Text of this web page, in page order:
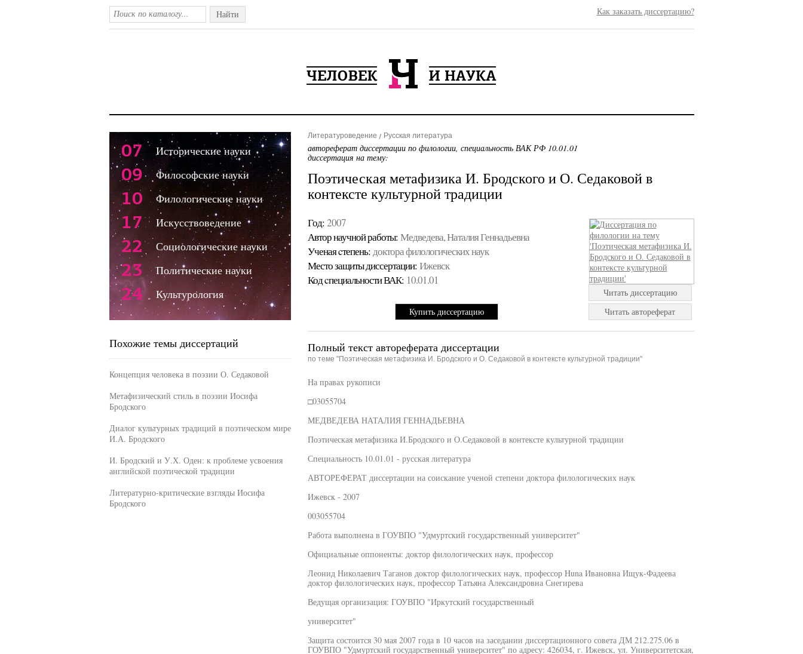
Найти Как заказать диссертацию?
Литературоведение Русская литература
автореферат диссертации по филологии, специальность ВАК РФ 10.01.01
диссертация на тему:
Поэтическая метафизика И. Бродского и О. Седаковой в
контексте культурной традиции
Год: 2007
Автор научной работы: Медведева, Наталия Геннадьевна
Ученая cтепень: доктора филологических наук
Место защиты диссертации: Ижевск
Код cпециальности ВАК: 10.01.01
Купить диссертацию
Читать диссертацию
Читать автореферат
Полный текст автореферата диссертации
по теме "Поэтическая метафизика И. Бродского и О. Седаковой в контексте культурной традиции"
На правах рукописи
□03055704
МЕДВЕДЕВА НАТАЛИЯ ГЕННАДЬЕВНА
Поэтическая метафизика И.Бродского и О.Седаковой в контексте культурной традиции
Специальность 10.01.01 - русская литература
АВТОРЕФЕРАТ диссертации на соискание ученой степени доктора филологических наук
Ижевск - 2007
003055704
Работа выполнена в ГОУВПО "Удмуртский государственный университет"
Официальные оппоненты: доктор филологических наук, профессор
Леонид Николаевич Таганов доктор филологических наук, профессор Huna Ивановна Ищук-Фадеева
доктор филологических наук, профессор Татьяна Александровна Снегирева
Ведущая организация: ГОУВПО "Иркутский государственный
университет"
Защита состоится 30 мая 2007 года в 10 часов на заседании диссертационного совета ДМ 212.275.06 в
ГОУВПО "Удмуртский государственный университет" по адресу: 426034, г. Ижевск, ул. Университетская,
07 Исторические науки
09 Философские науки
10 Филологические науки
17 Искусствоведение
22 Социологические науки
23 Политические науки
24 Культурология
Похожие темы диссертаций
Концепция человека в поэзии О. Седаковой
Метафизический стиль в поэзии Иосифа
Бродского
Диалог культурных традиций в поэтическом мире
И.А. Бродского
И. Бродский и У.Х. Оден: к проблеме усвоения
английской поэтической традиции
Литературно-критические взгляды Иосифа
Бродского